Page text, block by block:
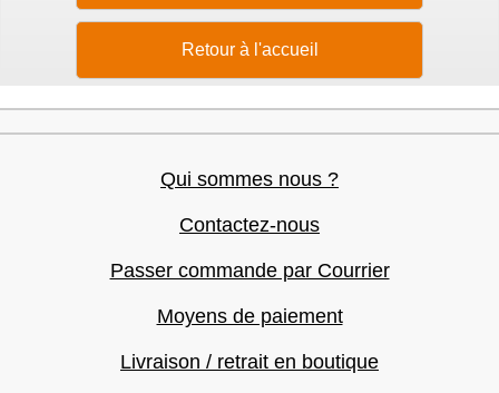
Retour à l'accueil
Qui sommes nous ?
Contactez-nous
Passer commande par Courrier
Moyens de paiement
Livraison / retrait en boutique